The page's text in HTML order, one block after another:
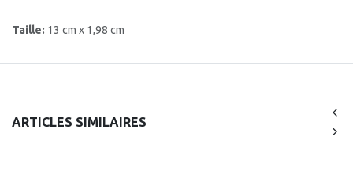
Taille: 13 cm x 1,98 cm
ARTICLES SIMILAIRES